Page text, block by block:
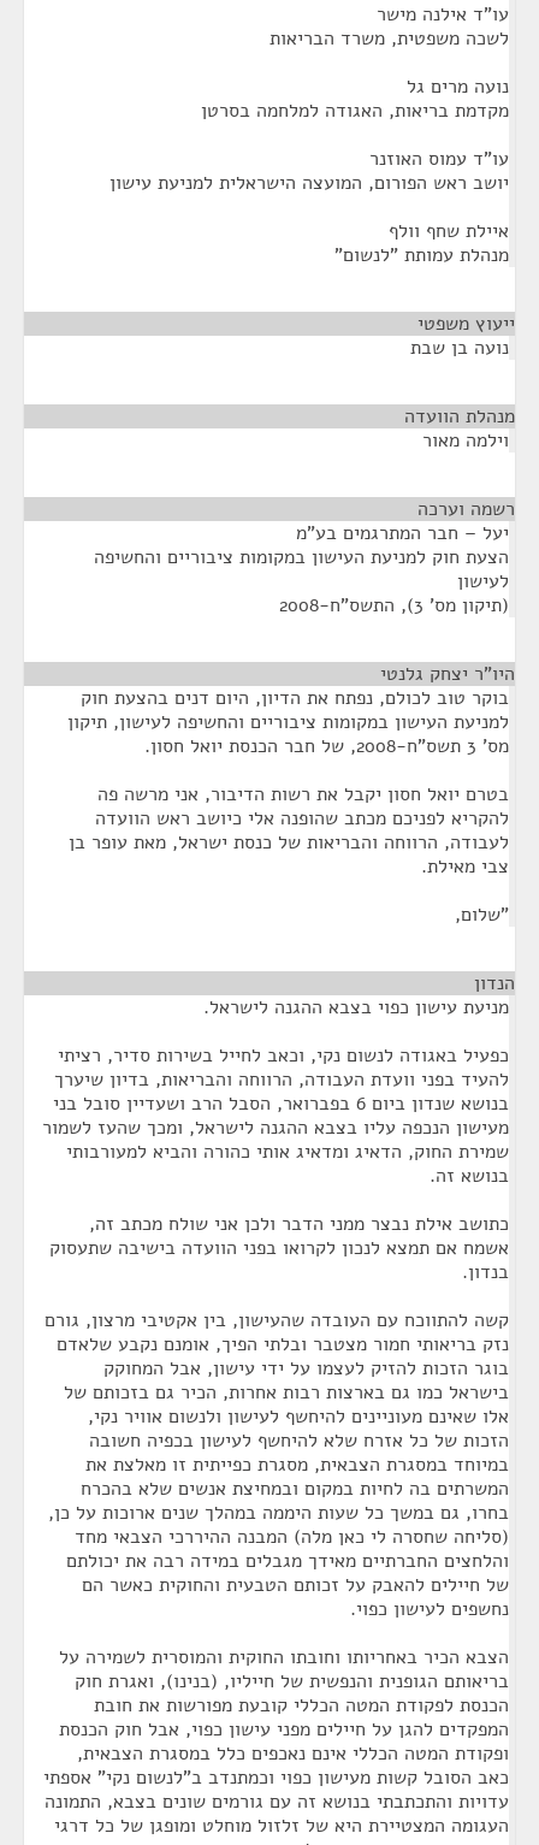
עו"ד אילנה מישר
לשכה משפטית, משרד הבריאות
נועה מרים גל
מקדמת בריאות, האגודה למלחמה בסרטן
עו"ד עמוס האוזנר
יושב ראש הפורום, המועצה הישראלית למניעת עישון
איילת שחף וולף
מנהלת עמותת "לנשום"
ייעוץ משפטי
נועה בן שבת
מנהלת הוועדה
וילמה מאור
רשמה וערכה
יעל – חבר המתרגמים בע"מ
הצעת חוק למניעת העישון במקומות ציבוריים והחשיפה
לעישון
(תיקון מס' 3), התשס"ח-2008
היו"ר יצחק גלנטי
בוקר טוב לכולם, נפתח את הדיון, היום דנים בהצעת חוק
למניעת העישון במקומות ציבוריים והחשיפה לעישון, תיקון
מס' 3 תשס"ח-2008, של חבר הכנסת יואל חסון.
בטרם יואל חסון יקבל את רשות הדיבור, אני מרשה פה
להקריא לפניכם מכתב שהופנה אלי כיושב ראש הוועדה
לעבודה, הרווחה והבריאות של כנסת ישראל, מאת עופר בן
צבי מאילת.
"שלום,
הנדון
מניעת עישון כפוי בצבא ההגנה לישראל.
כפעיל באגודה לנשום נקי, וכאב לחייל בשירות סדיר, רציתי
להעיד בפני וועדת העבודה, הרווחה והבריאות, בדיון שיערך
בנושא שנדון ביום 6 בפברואר, הסבל הרב ושעדיין סובל בני
מעישון הנכפה עליו בצבא ההגנה לישראל, ומכך שהעז לשמור
שמירת החוק, הדאיג ומדאיג אותי כהורה והביא למעורבותי
בנושא זה.
כתושב אילת נבצר ממני הדבר ולכן אני שולח מכתב זה,
אשמח אם תמצא לנכון לקרואו בפני הוועדה בישיבה שתעסוק
בנדון.
קשה להתווכח עם העובדה שהעישון, בין אקטיבי מרצון, גורם
נזק בריאותי חמור מצטבר ובלתי הפיך, אומנם נקבע שלאדם
בוגר הזכות להזיק לעצמו על ידי עישון, אבל המחוקק
בישראל כמו גם בארצות רבות אחרות, הכיר גם בזכותם של
אלו שאינם מעוניינים להיחשף לעישון ולנשום אוויר נקי,
הזכות של כל אזרח שלא להיחשף לעישון בכפיה חשובה
במיוחד במסגרת הצבאית, מסגרת כפייתית זו מאלצת את
המשרתים בה לחיות במקום ובמחיצת אנשים שלא בהכרח
בחרו, גם במשך כל שעות היממה במהלך שנים ארוכות על כן,
(סליחה שחסרה לי כאן מלה) המבנה ההיררכי הצבאי מחד
והלחצים החברתיים מאידך מגבלים במידה רבה את יכולתם
של חיילים להאבק על זכותם הטבעית והחוקית כאשר הם
נחשפים לעישון כפוי.
הצבא הכיר באחריותו וחובתו החוקית והמוסרית לשמירה על
בריאותם הגופנית והנפשית של חייליו, (בנינו), ואגרת חוק
הכנסת לפקודת המטה הכללי קובעת מפורשות את חובת
המפקדים להגן על חיילים מפני עישון כפוי, אבל חוק הכנסת
ופקודת המטה הכללי אינם נאכפים כלל במסגרת הצבאית,
כאב הסובל קשות מעישון כפוי וכמתנדב ב"לנשום נקי" אספתי
עדויות והתכתבתי בנושא זה עם גורמים שונים בצבא, התמונה
העגומה המצטיירת היא של זלזול מוחלט ומופגן של כל דרגי